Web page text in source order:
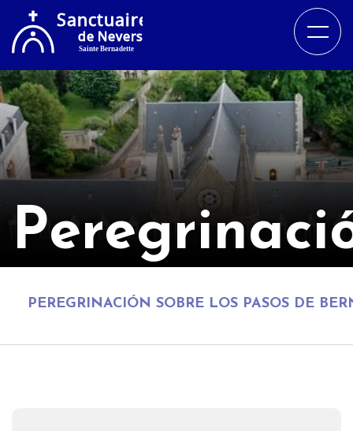
PEREGRINACIÓN SOBRE LOS PASOS DE